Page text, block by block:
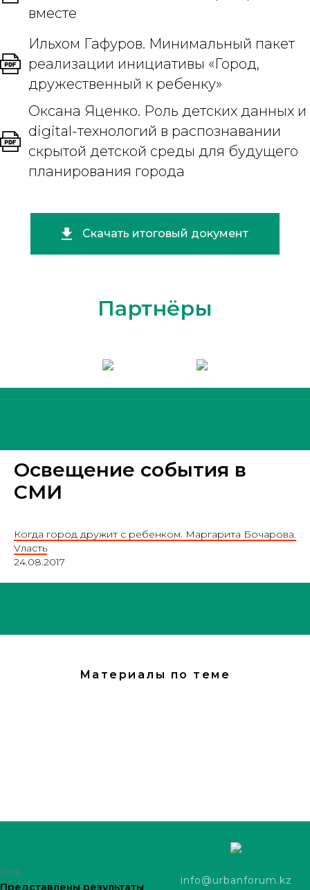
вместе
Ильхом Гафуров. Минимальный пакет
реализации инициативы «Город,
дружественный к ребенку»
Оксана Яценко. Роль детских данных и
digital-технологий в распознавании
скрытой детской среды для будущего
планирования города
Скачать итоговый документ
Партнёры
Освещение события в
СМИ
Когда город дружит с ребенком. Маргарита Бочарова.
Vласть
24.08.2017
Материалы по теме
2018
Представлены результаты
info@urbanforum.kz